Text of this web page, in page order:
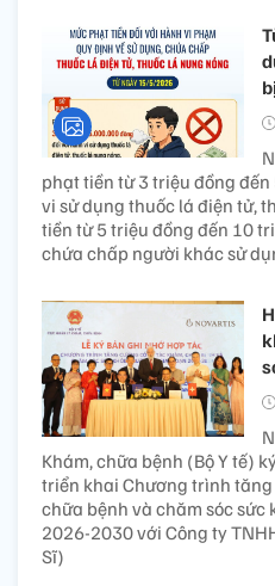
phạt tiền từ 3 triệu đồng
vi sử dụng thuốc lá điện tử,
tiền từ 5 triệu đồng đến 10
chứa chấp người khác sử
Khám, chữa bệnh (Bộ Y tế)
triển khai Chương trình
chữa bệnh và chăm sóc
2026-2030 với Công ty
Sĩ)